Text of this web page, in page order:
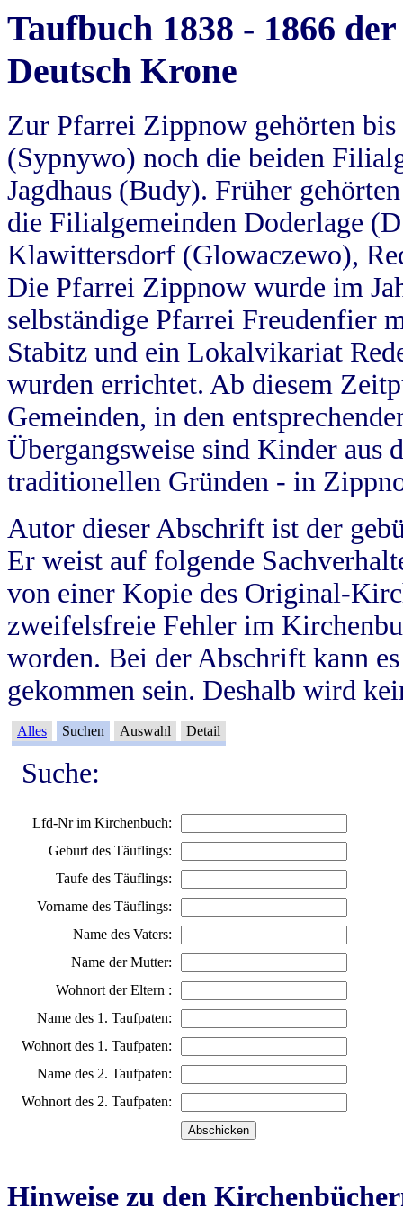
Taufbuch 1838 - 1866
Deutsch Krone
Zur Pfarrei Zippnow gehörten
(Sypnywo) noch die beiden
Jagdhaus (Budy). Früher
die Filialgemeinden Doderlage
Klawittersdorf (Glowaczewo),
Die Pfarrei Zippnow wurde im
selbständige Pfarrei Freudenfier
Stabitz und ein Lokalvikariat
wurden errichtet. Ab diesem
Gemeinden, in den
Übergangsweise sind Kinder aus
traditionellen Gründen - in
Autor dieser Abschrift ist der
Er weist auf folgende
von einer Kopie des Original-
zweifelsfreie Fehler im
worden. Bei der Abschrift kann
gekommen sein. Deshalb wird
Alles Suchen Auswahl Detail
Suche:
Lfd-Nr im Kirchenbuch:
Geburt des Täuflings:
Taufe des Täuflings:
Vorname des Täuflings:
Name des Vaters:
Name der Mutter:
Wohnort der Eltern :
Name des 1. Taufpaten:
Wohnort des 1. Taufpaten:
Name des 2. Taufpaten:
Wohnort des 2. Taufpaten:
Hinweise zu den